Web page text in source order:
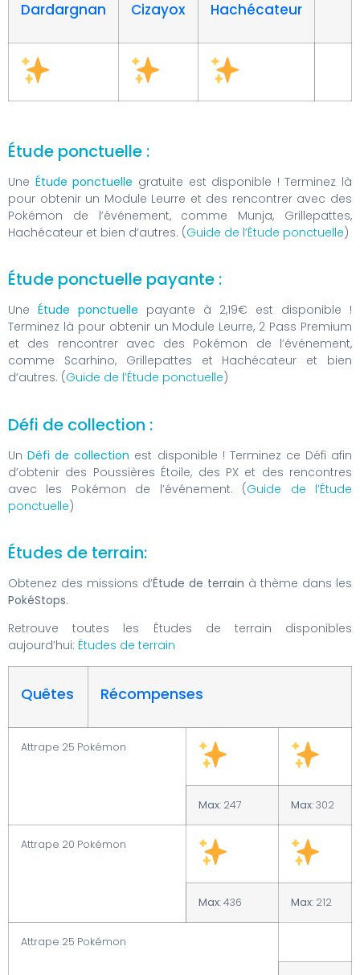
Dardargnan Cizayox Hachécateur
Étude ponctuelle :
Une Étude ponctuelle gratuite est disponible ! Terminez là
pour obtenir un Module Leurre et des rencontrer avec des
Pokémon de l’événement, comme Munja, Grillepattes,
Hachécateur et bien d’autres. (Guide de l’Étude ponctuelle)
Étude ponctuelle payante :
Une Étude ponctuelle payante à 2,19€ est disponible !
Terminez là pour obtenir un Module Leurre, 2 Pass Premium
et des rencontrer avec des Pokémon de l’événement,
comme Scarhino, Grillepattes et Hachécateur et bien
d’autres. (Guide de l’Étude ponctuelle)
Défi de collection :
UnDéfi de collection est disponible ! Terminez ce Défi afin
d’obtenir des Poussières Étoile, des PX et des rencontres
avec les Pokémon de l’événement. (Guide de l’Étude
ponctuelle)
Études de terrain:
Obtenez des missions d’Étude de terrain à thème dans les
PokéStops.
Retrouve toutes les Études de terrain disponibles
aujourd’hui: Études de terrain
Quêtes Récompenses
Attrape 25 Pokémon
Max: 247 Max: 302
Attrape 20 Pokémon
Max: 436 Max: 212
Attrape 25 Pokémon